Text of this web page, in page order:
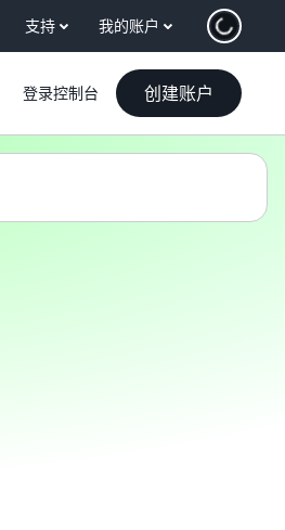
支持 我的账户
登录控制台 创建账户